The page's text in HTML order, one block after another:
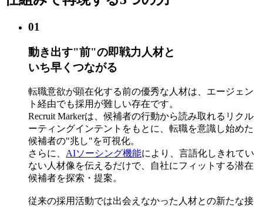
01
動き出す"前"の即戦力人材と
いち早くつながる
転職意欲が顕在化する前の優秀な人材は、エージェン
ト経由でも採用が難しい存在です。
Recruit Markerは、候補者の行動から読み取れるリクル
ーティングインテントをもとに、転職を意識し始めた
候補者の"兆し"を可視化。
さらに、 AIソーシング機能により、言語化しきれてい
ない人材像を伝えるだけで、自社にフィットする潜在
候補者を探索・提案。
従来の採用活動では出会えなかった人材との新たな接